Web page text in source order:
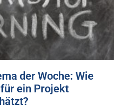
der Woche: Wie
ein Projekt